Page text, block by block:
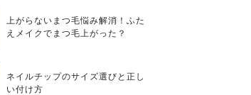
上がらないまつ毛悩み解消！ふた
えメイクでまつ毛上がった？
ネイルチップのサイズ選びと正し
い付け方